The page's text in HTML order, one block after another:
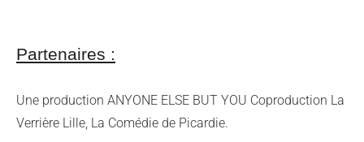
Partenaires :
Une production ANYONE ELSE BUT YOU Coproduction La
Verrière Lille, La Comédie de Picardie.